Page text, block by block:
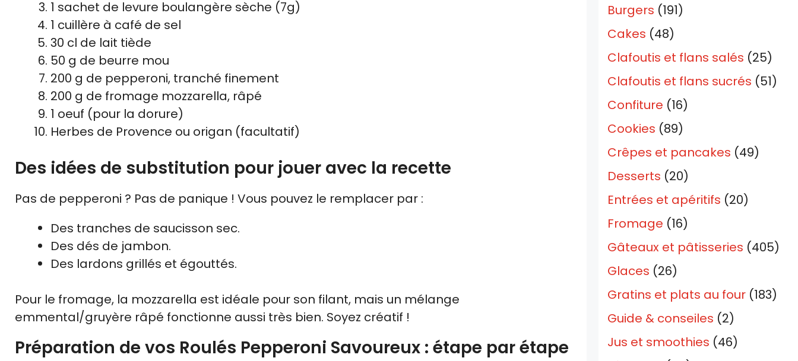
1 sachet de levure boulangère sèche (7g)
1 cuillère à café de sel
30 cl de lait tiède
50 g de beurre mou
200 g de pepperoni, tranché finement
200 g de fromage mozzarella, râpé
1 oeuf (pour la dorure)
Herbes de Provence ou origan (facultatif)
Des idées de substitution pour jouer avec la recette
Pas de pepperoni ? Pas de panique ! Vous pouvez le remplacer par :
Des tranches de saucisson sec.
Des dés de jambon.
Des lardons grillés et égouttés.
Pour le fromage, la mozzarella est idéale pour son filant, mais un mélange
emmental/gruyère râpé fonctionne aussi très bien. Soyez créatif !
Préparation de vos Roulés Pepperoni Savoureux : étape par étape
Burgers (191)
Cakes (48)
Clafoutis et flans salés (25)
Clafoutis et flans sucrés (51)
Confiture (16)
Cookies (89)
Crêpes et pancakes (49)
Desserts (20)
Entrées et apéritifs (20)
Fromage (16)
Gâteaux et pâtisseries (405)
Glaces (26)
Gratins et plats au four (183)
Guide & conseiles (2)
Jus et smoothies (46)